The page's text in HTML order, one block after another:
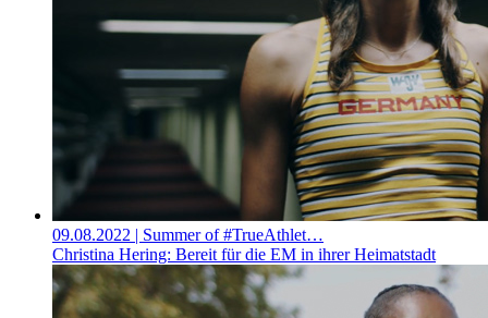
09.08.2022 | Summer of #TrueAthlet…
Christina Hering: Bereit für die EM in ihrer Heimatstadt